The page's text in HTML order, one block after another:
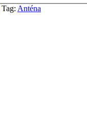
Tag: Anténa